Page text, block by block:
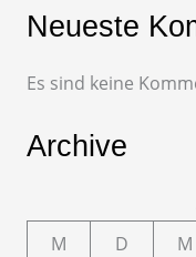
Neueste
Es sind keine
Archive
M
D M